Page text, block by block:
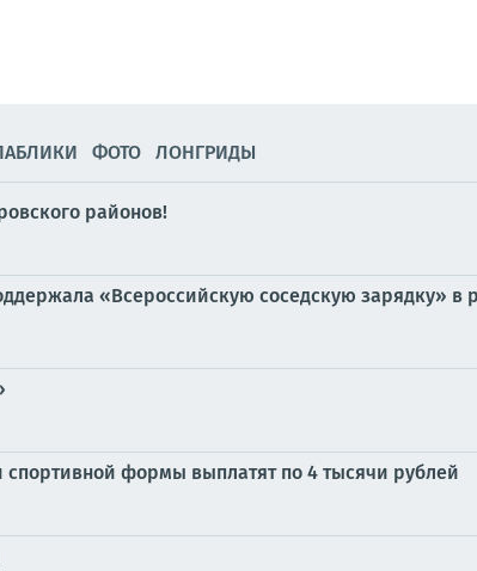
ФОТО ЛОНГРИДЫ
районов!
«Всероссийскую соседскую зарядку»
формы выплатят по 4 тысячи рублей